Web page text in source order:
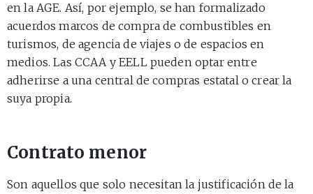
en la AGE. Así, por ejemplo, se han formalizado
acuerdos marcos de compra de combustibles en
turismos, de agencia de viajes o de espacios en
medios. Las CCAA y EELL pueden optar entre
adherirse a una central de compras estatal o crear la
suya propia.
Contrato menor
Son aquellos que solo necesitan la justificación de la